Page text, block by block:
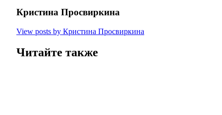
Кристина Просвиркина
View posts by Кристина Просвиркина
Читайте также